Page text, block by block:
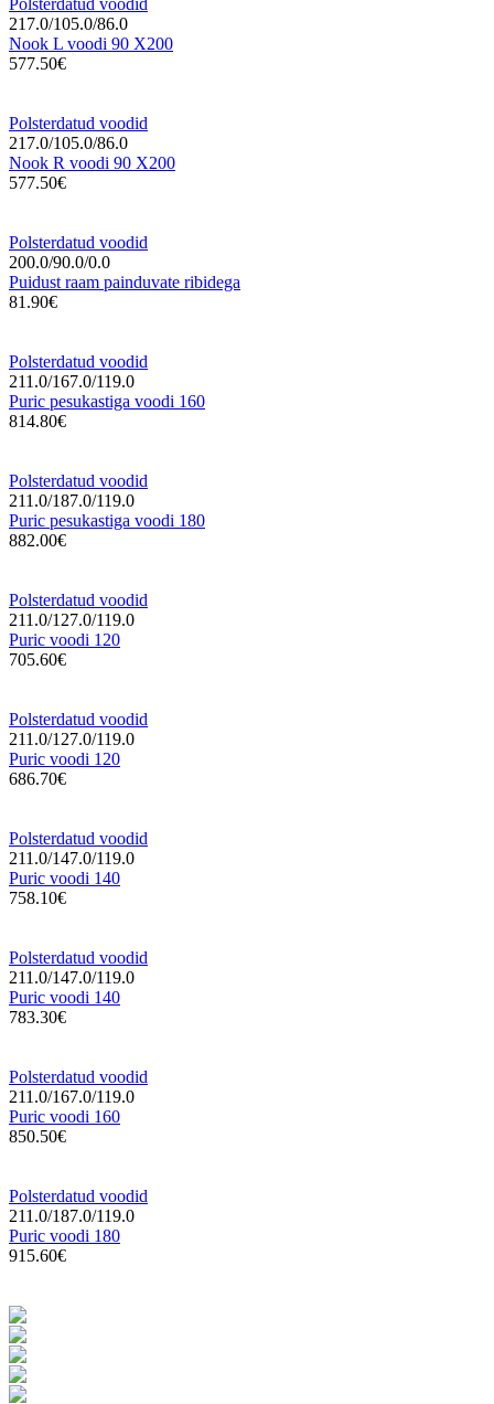
217.0/105.0/86.0
Nook L voodi 90 X200
577.50€
Polsterdatud voodid
217.0/105.0/86.0
Nook R voodi 90 X200
577.50€
Polsterdatud voodid
200.0/90.0/0.0
Puidust raam painduvate ribidega
81.90€
Polsterdatud voodid
211.0/167.0/119.0
Puric pesukastiga voodi 160
814.80€
Polsterdatud voodid
211.0/187.0/119.0
Puric pesukastiga voodi 180
882.00€
Polsterdatud voodid
211.0/127.0/119.0
Puric voodi 120
705.60€
Polsterdatud voodid
211.0/127.0/119.0
Puric voodi 120
686.70€
Polsterdatud voodid
211.0/147.0/119.0
Puric voodi 140
758.10€
Polsterdatud voodid
211.0/147.0/119.0
Puric voodi 140
783.30€
Polsterdatud voodid
211.0/167.0/119.0
Puric voodi 160
850.50€
Polsterdatud voodid
211.0/187.0/119.0
Puric voodi 180
915.60€